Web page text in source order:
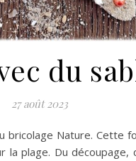
du
27 août 2023
bricolage Nature. Cette
la plage. Du